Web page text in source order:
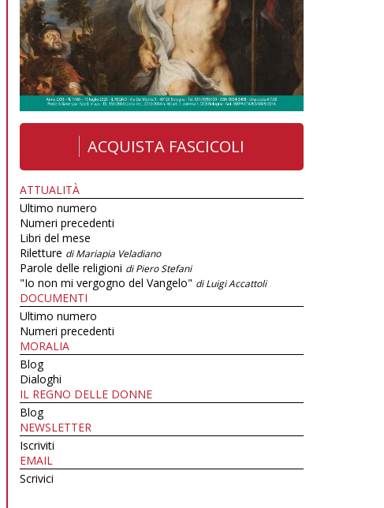
ACQUISTA FASCICOLI
ATTUALITÀ
Ultimo numero
Numeri precedenti
Libri del mese
Riletture di Mariapia Veladiano
Parole delle religioni di Piero Stefani
"Io non mi vergogno del Vangelo" di Luigi Accattoli
DOCUMENTI
Ultimo numero
Numeri precedenti
MORALIA
Blog
Dialoghi
IL REGNO DELLE DONNE
Blog
NEWSLETTER
Iscriviti
EMAIL
Scrivici